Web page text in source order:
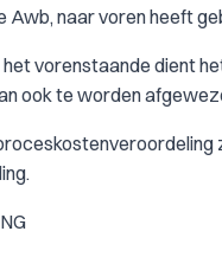
Awb, naar voren heeft
het vorenstaande dient
ook te worden